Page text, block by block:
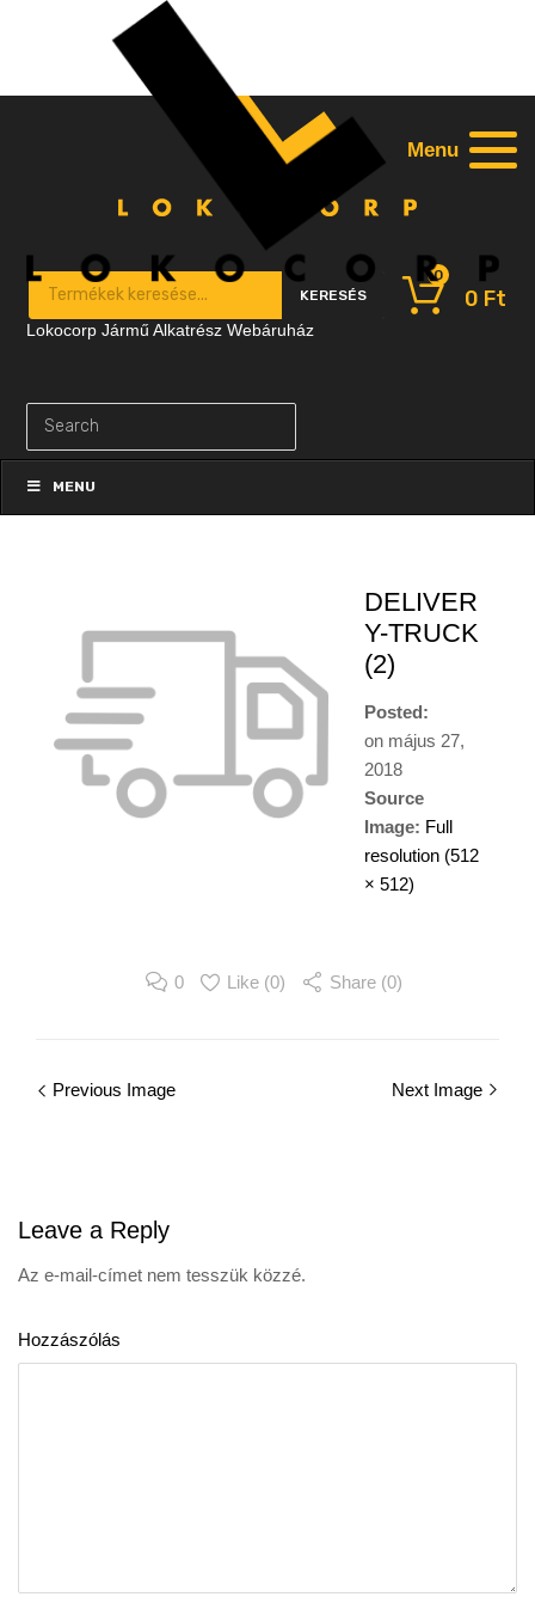
Products search
KERESÉS 0 Ft
0
to
contentMENU
DELIVER
Y-TRUCK
(2)
Posted:
on május 27,
2018
Source
Image: Full
resolution (512
× 512)
0 Like (0) Share (0)
Previous Image Next Image
Leave a Reply
Az e-mail-címet nem tesszük közzé.
Hozzászólás
Lokocorp Jármű Alkatrész Webáruház
Menu